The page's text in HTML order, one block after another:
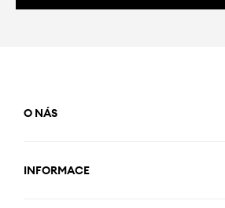
O NÁS
INFORMACE